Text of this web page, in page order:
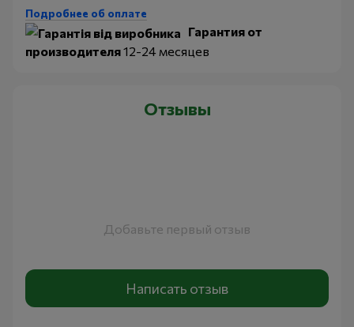
Подробнее об оплате
Гарантия от
производителя12-24 месяцев
Отзывы
Добавьте первый отзыв
Написать отзыв